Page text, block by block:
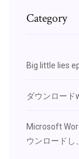
Category
Big little lies
ダウンロード
Microsoft
ウンロードし